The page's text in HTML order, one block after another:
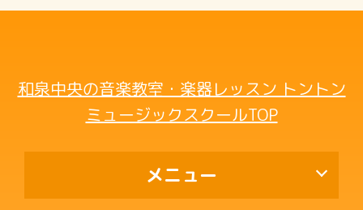
和泉中央の音楽教室・楽器レッスン トントン
ミュージックスクールTOP
メニュー